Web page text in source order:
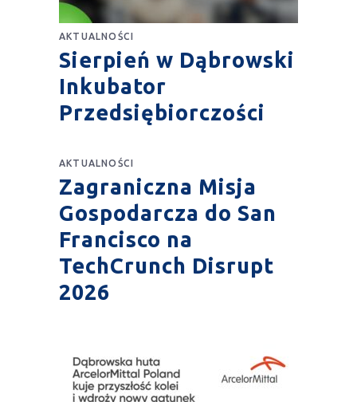
AKTUALNOŚCI
Sierpień w Dąbrowski
Inkubator
Przedsiębiorczości
AKTUALNOŚCI
Zagraniczna Misja
Gospodarcza do San
Francisco na
TechCrunch Disrupt
2026